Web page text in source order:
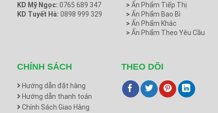
KD Mỹ Ngọc: 0765 689 347
KD Tuyết Hà: 0898 999 329
> Ấn Phẩm Tiếp Thị
> Ấn Phẩm Bao Bì
> Ấn Phẩm Khác
> Ấn Phẩm Theo Yêu Cầu
CHÍNH SÁCH
Hướng dẫn đặt hàng
Hướng dẫn thanh toán
Chính Sách Giao Hàng
THEO DÕI